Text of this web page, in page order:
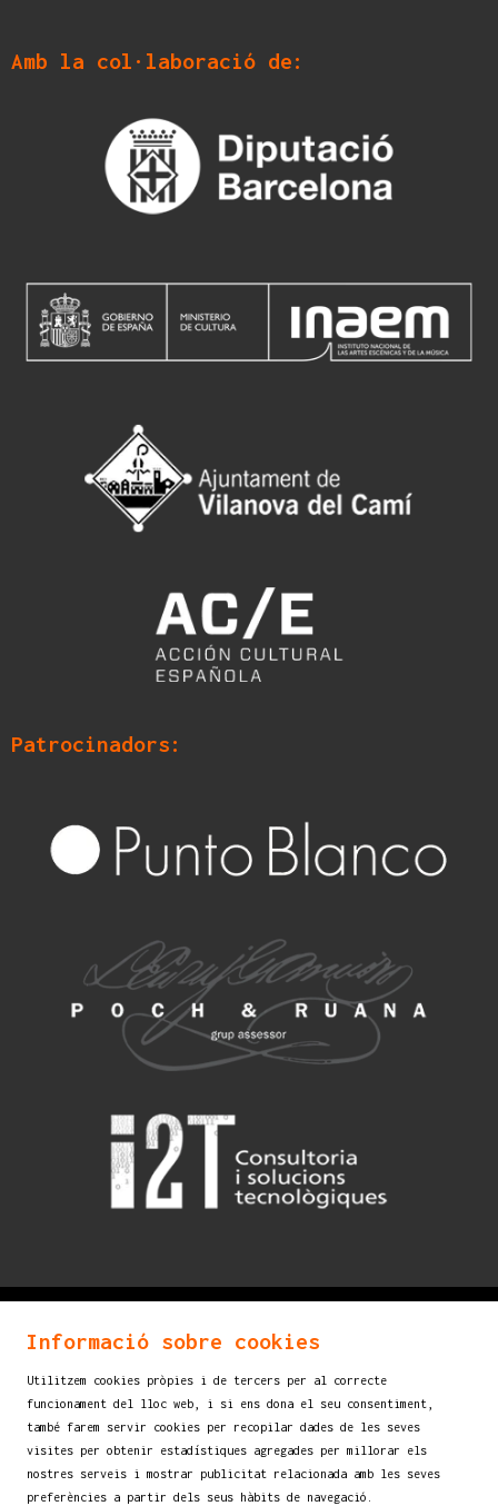
Amb la col·laboració de:
Patrocinadors:
© 2026mostraigualada.cat - Fira d’espectacles infantils
Servei de Cultura - Ajuntament d'Igualada
Plaça de Sant Miquel, 12 2n pis
08700 IGUALADA (Barcelona)
info@mostraigualada.cat
Informació sobre cookies
Utilitzem cookies pròpies i de tercers per al correcte
funcionament del lloc web, i si ens dona el seu consentiment,
també farem servir cookies per recopilar dades de les seves
visites per obtenir estadístiques agregades per millorar els
nostres serveis i mostrar publicitat relacionada amb les seves
preferències a partir dels seus hàbits de navegació.